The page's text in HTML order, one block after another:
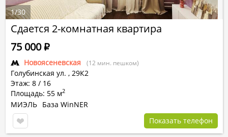
Сдается 2-комнатная квартира
Новоясеневская (12 мин. пешком)
Голубинская ул. , 29К2
Этаж: 8 / 16
Площадь: 55 м2
75 000Р
МИЭЛЬ База WinNER
Показать телефон
1/30